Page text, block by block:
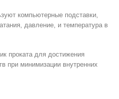
компьютерные подставки,
давление, и температура в
проката для достижения
при минимизации внутренних